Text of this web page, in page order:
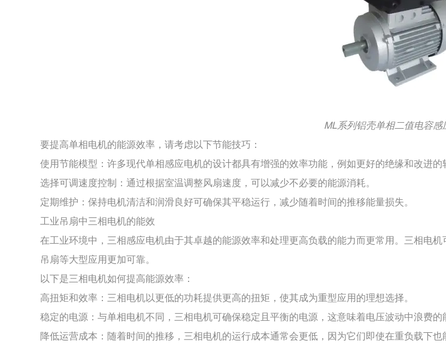
ML系列铝壳单相二值电容感
要提高单相电机的能源效率，请考虑以下节能技巧：
使用节能模型：许多现代单相感应电机的设计都具有增强的效率功能，例如更好的绝缘和改进的
选择可调速度控制：通过根据室温调整风扇速度，可以减少不必要的能源消耗。
定期维护：保持电机清洁和润滑良好可确保其平稳运行，减少随着时间的推移能量损失。
工业吊扇中三相电机的能效
在工业环境中，三相感应电机由于其卓越的能源效率和处理更高负载的能力而更常用。三相电
吊扇等大型应用更加可靠。
以下是三相电机如何提高能源效率：
高扭矩和效率：三相电机以更低的功耗提供更高的扭矩，使其成为重型应用的理想选择。
稳定的电源：与单相电机不同，三相电机可确保稳定且平衡的电源，这意味着电压波动中浪费的
降低运营成本：随着时间的推移，三相电机的运行成本通常会更低，因为它们即使在重负载下也